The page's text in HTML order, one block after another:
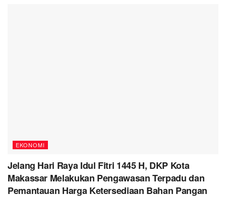
EKONOMI
Jelang Hari Raya Idul Fitri 1445 H, DKP Kota
Makassar Melakukan Pengawasan Terpadu dan
Pemantauan Harga Ketersediaan Bahan Pangan